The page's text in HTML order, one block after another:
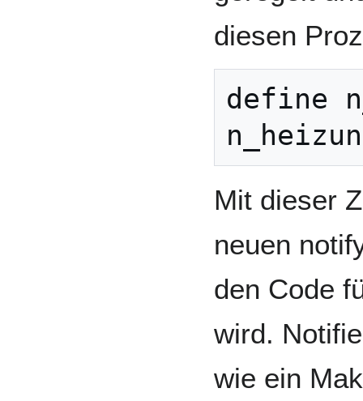
diesen
define
Mit dieser
neuen
den Code
wird.
wie ein